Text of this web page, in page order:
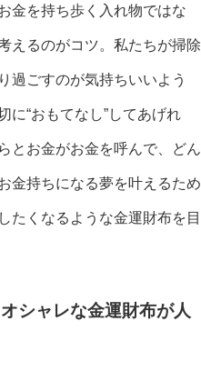
金を持ち歩く入れ物ではな
えるのがコツ。私たちが掃除
過ごすのが気持ちいいよう
に“おもてなし”してあげれ
とお金がお金を呼んで、どん
金持ちになる夢を叶えるため
たくなるような金運財布を目
シャレな金運財布が人